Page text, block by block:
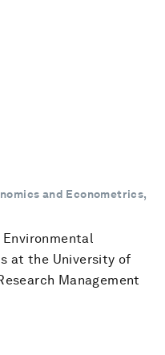
and Econometrics,
at the University of
Management